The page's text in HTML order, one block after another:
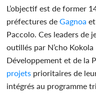
L’objectif est de former
préfectures de Gagnoa
Paccolo. Ces leaders de
outillés par N’cho
Développement et de la
projets prioritaires de
intégrés au programme